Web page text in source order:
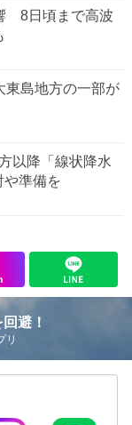
8日頃まで高波
東島地方の一部が
以降「線状降水
準備を
避！
リ